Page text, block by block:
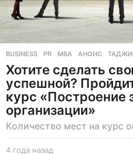
BUSINESS ,PR MBA ,АНОНС ,
Хотите сделать
успешной?
курс «Построение
организации»
Количество мест на курс
4 года назад